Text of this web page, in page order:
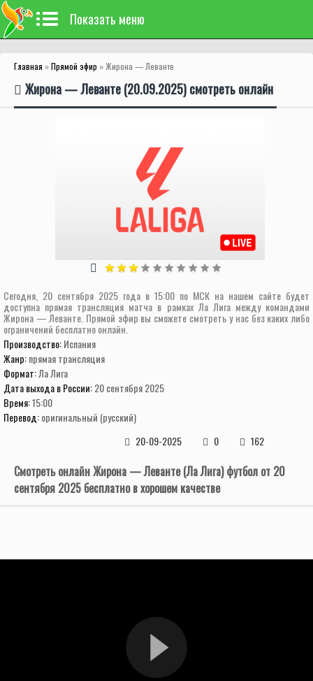
Показать меню
Главная »Прямой эфир » Жирона — Леванте
Жирона — Леванте (20.09.2025) смотреть онлайн
Сегодня, 20 сентября 2025 года в 15:00 по МСК на нашем сайте будет
доступна прямая трансляция матча в рамках Ла Лига между командами
Жирона — Леванте. Прямой эфир вы сможете смотреть у нас без каких либо
ограничений бесплатно онлайн.
Производство:Испания
Жанр:прямая трансляция
Формат:Ла Лига
Дата выхода в России:20 сентября 2025
Время:15:00
Перевод:оригинальный (русский)
20-09-2025
0 162
Смотреть онлайн Жирона — Леванте (Ла Лига) футбол от 20
сентября 2025 бесплатно в хорошем качестве